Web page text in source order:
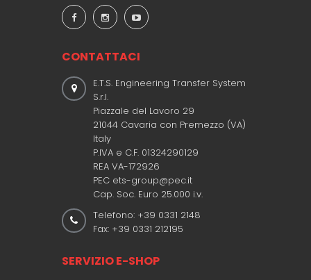
CONTATTACI
E.T.S. Engineering Transfer System
S.r.l.
Piazzale del Lavoro 29
21044 Cavaria con Premezzo (VA)
Italy
P.IVA e C.F. 01324290129
REA VA-172926
PEC ets-group@pec.it
Cap. Soc. Euro 25.000 i.v.
Telefono: +39 0331 2148
Fax: +39 0331 212195
SERVIZIO E-SHOP